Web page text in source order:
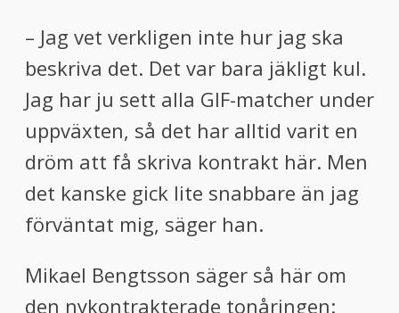
– Jag vet verkligen inte hur jag ska
beskriva det. Det var bara jäkligt kul.
Jag har ju sett alla GIF-matcher under
uppväxten, så det har alltid varit en
dröm att få skriva kontrakt här. Men
det kanske gick lite snabbare än jag
förväntat mig, säger han.
Mikael Bengtsson säger så här om
den nykontrakterade tonåringen: